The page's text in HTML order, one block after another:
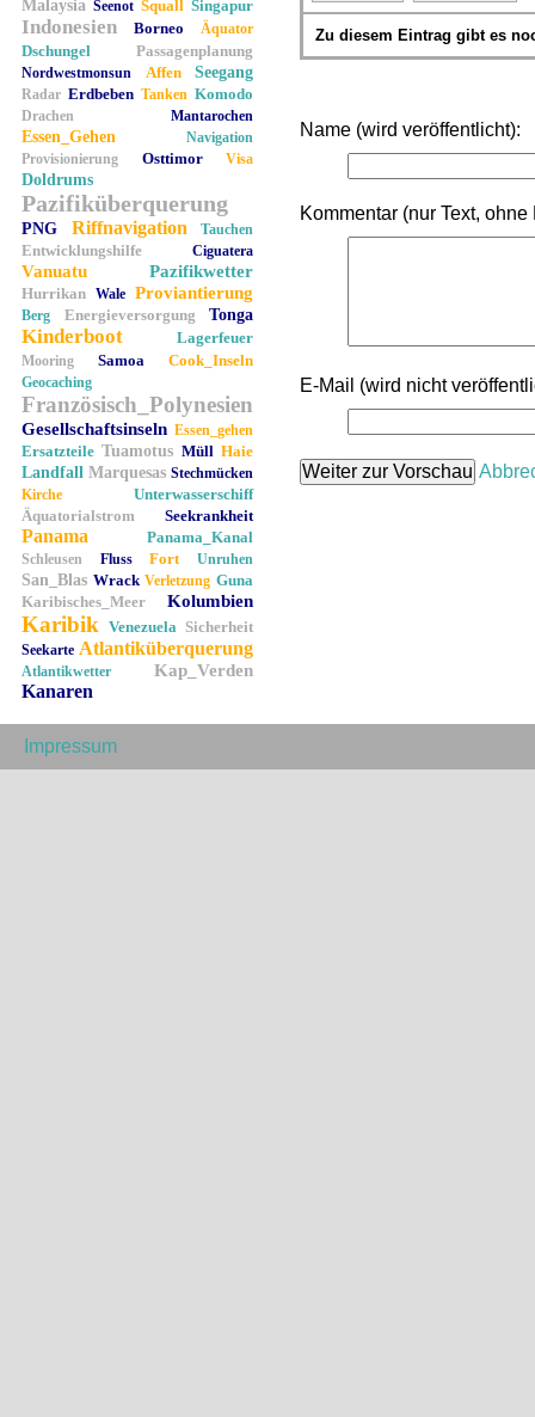
Malaysia Seenot Squall Singapur
Indonesien Borneo Äquator
Dschungel Passagenplanung
Nordwestmonsun Affen Seegang
Radar Erdbeben Tanken Komodo
Drachen Mantarochen
Essen_Gehen
Navigation
Provisionierung
Osttimor Visa
Doldrums
Pazifiküberquerung
PNG Riffnavigation Tauchen
Entwicklungshilfe Ciguatera
Vanuatu Pazifikwetter
Hurrikan Wale Proviantierung
Berg Energieversorgung Tonga
Kinderboot Lagerfeuer
Mooring Samoa Cook_Inseln
Geocaching
Französisch_Polynesien
Gesellschaftsinseln Essen_gehen
Ersatzteile Tuamotus Müll Haie
Landfall Marquesas Stechmücken
Kirche
Unterwasserschiff
Äquatorialstrom
Seekrankheit
Panama Panama_Kanal
Schleusen Fluss Fort Unruhen
San_Blas Wrack Verletzung Guna
Karibisches_Meer
Kolumbien
Karibik Venezuela Sicherheit
Seekarte Atlantiküberquerung
Atlantikwetter Kap_Verden
Kanaren
Zu diesem Eintrag gibt es
Name (wird veröffentlicht):
Kommentar (nur Text,
E-Mail (wird nicht
Impressum